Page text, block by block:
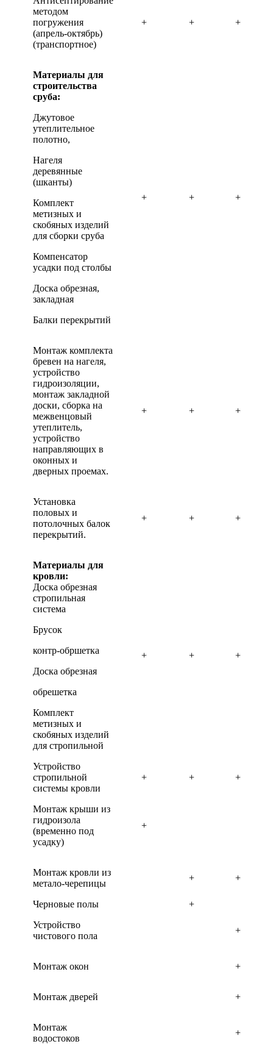
методом
погружения
(апрель-октябрь)
(транспортное)
+ + +
Материалы для
строительства
сруба:
Джутовое
утеплительное
полотно,
Нагеля
деревянные
(шканты)
Комплект
метизных и
скобяных изделий
для сборки сруба
Компенсатор
усадки под столбы
Доска обрезная,
закладная
Балки перекрытий
+ + +
Монтаж комплекта
бревен на нагеля,
устройство
гидроизоляции,
монтаж закладной
доски, сборка на
межвенцовый
утеплитель,
устройство
направляющих в
оконных и
дверных проемах.
+ + +
Установка
половых и
потолочных балок
перекрытий.
+ + +
Материалы для
кровли:
Доска обрезная
стропильная
система
Брусок
контр-обршетка
Доска обрезная
обрешетка
Комплект
метизных и
скобяных изделий
для стропильной
+ + +
Устройство
стропильной
системы кровли
+ + +
Монтаж крыши из
гидроизола
(временно под
усадку)
+
Монтаж кровли из
метало-черепицы
+ +
Черновые полы
+
Устройство
чистового пола
+
Монтаж окон +
Монтаж дверей +
Монтаж
водостоков
+